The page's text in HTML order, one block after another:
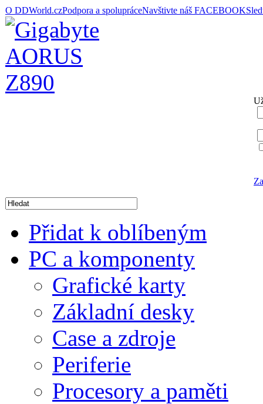
O DDWorld.czPodpora a spolupráceNavštivte náš FACEBOOK
Přidat k oblíbeným
PC a komponenty
Grafické karty
Základní desky
Case a zdroje
Periferie
Procesory a paměti